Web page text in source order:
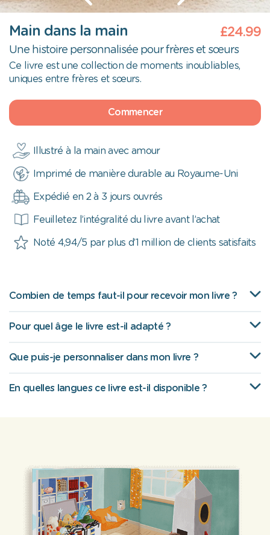
Main dans la main £24.99
Une histoire personnalisée pour frères et sœurs
Ce livre est une collection de moments inoubliables,
uniques entre frères et sœurs.
Illustré à la main avec amour
Imprimé de manière durable au Royaume-Uni
Expédié en 2 à 3 jours ouvrés
Feuilletez l’intégralité du livre avant l’achat
Noté 4,94/5 par plus d’1 million de clients satisfaits
Commencer
Combien de temps faut-il pour recevoir mon livre ?
Pour quel âge le livre est-il adapté ?
Que puis-je personnaliser dans mon livre ?
En quelles langues ce livre est-il disponible ?